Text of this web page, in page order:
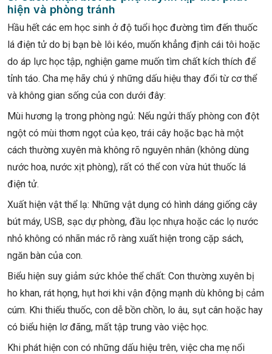
hiện và phòng tránh
Hầu hết các em học sinh ở độ tuổi học đường tìm đến thuốc
lá điện tử do bị bạn bè lôi kéo, muốn khẳng định cái tôi hoặc
do áp lực học tập, nghiện game muốn tìm chất kích thích để
tỉnh táo. Cha mẹ hãy chú ý những dấu hiệu thay đổi từ cơ thể
và không gian sống của con dưới đây:
Mùi hương lạ trong phòng ngủ: Nếu ngửi thấy phòng con đột
ngột có mùi thơm ngọt của kẹo, trái cây hoặc bạc hà một
cách thường xuyên mà không rõ nguyên nhân (không dùng
nước hoa, nước xịt phòng), rất có thể con vừa hút thuốc lá
điện tử.
Xuất hiện vật thể lạ: Những vật dụng có hình dáng giống cây
bút máy, USB, sạc dự phòng, đầu lọc nhựa hoặc các lọ nước
nhỏ không có nhãn mác rõ ràng xuất hiện trong cặp sách,
ngăn bàn của con.
Biểu hiện suy giảm sức khỏe thể chất: Con thường xuyên bị
ho khan, rát họng, hụt hơi khi vận động mạnh dù không bị cảm
cúm. Khi thiếu thuốc, con dễ bồn chồn, lo âu, sụt cân hoặc hay
có biểu hiện lơ đãng, mất tập trung vào việc học.
Khi phát hiện con có những dấu hiệu trên, việc cha mẹ nổi